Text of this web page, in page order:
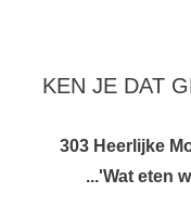
KEN JE DAT
303 Heerlijke
...'Wat eten